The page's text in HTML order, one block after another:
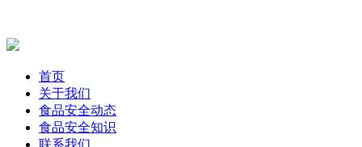
首页
关于我们
食品安全动态
食品安全知识
联系我们